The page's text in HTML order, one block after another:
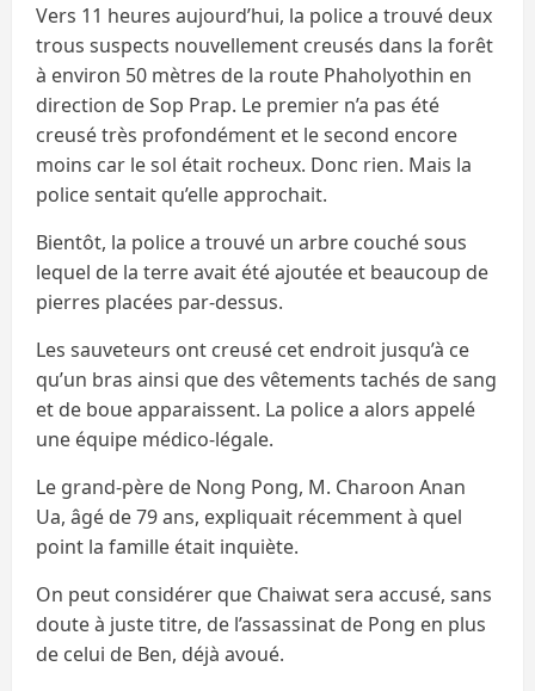
Vers 11 heures aujourd’hui, la police a trouvé deux
trous suspects nouvellement creusés dans la forêt
à environ 50 mètres de la route Phaholyothin en
direction de Sop Prap. Le premier n’a pas été
creusé très profondément et le second encore
moins car le sol était rocheux. Donc rien. Mais la
police sentait qu’elle approchait.
Bientôt, la police a trouvé un arbre couché sous
lequel de la terre avait été ajoutée et beaucoup de
pierres placées par-dessus.
Les sauveteurs ont creusé cet endroit jusqu’à ce
qu’un bras ainsi que des vêtements tachés de sang
et de boue apparaissent. La police a alors appelé
une équipe médico-légale.
Le grand-père de Nong Pong, M. Charoon Anan
Ua, âgé de 79 ans, expliquait récemment à quel
point la famille était inquiète.
On peut considérer que Chaiwat sera accusé, sans
doute à juste titre, de l’assassinat de Pong en plus
de celui de Ben, déjà avoué.